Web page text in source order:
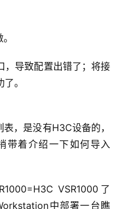
，导致配置出错了；将接
。
，是没有H3C设备的，
带着介绍一下如何导入
VSR1000了
中部署一台瞧